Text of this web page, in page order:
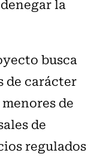
la
busca
de carácter
de
de
regulados